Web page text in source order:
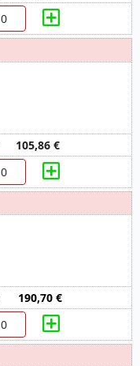
105,86 €
190,70 €